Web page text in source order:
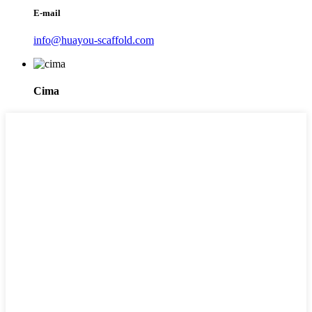
E-mail
info@huayou-scaffold.com
Cima